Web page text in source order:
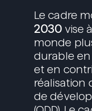
Le cadre
2030 vise
monde
durable en
et en
réalisation
de